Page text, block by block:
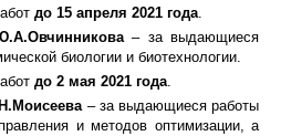
до 15 апреля 2021 года.
– за выдающиеся
биологии и биотехнологии.
до 2 мая 2021 года.
– за выдающиеся работы
и методов оптимизации, а